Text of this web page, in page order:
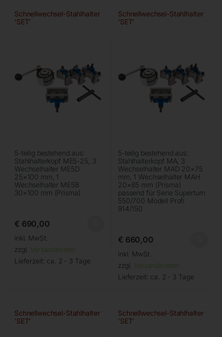
Schnellwechsel-Stahlhalter
‘SET’
5-teilig bestehend aus:
Stahlhalterkopf ME5-25, 3
Wechselhalter ME5D
25×100 mm, 1
Wechselhalter ME5B
30×100 mm (Prisma)
€ 690,00
inkl. MwSt.
zzgl. Versandkosten
Lieferzeit: ca. 2 - 3 Tage
Schnellwechsel-Stahlhalter
‘SET’
5-teilig bestehend aus:
Stahlhalterkopf MA, 3
Wechselhalter MAD 20×75
mm, 1 Wechselhalter MAH
20×85 mm (Prisma)
passend für Serie Superturn
550/700 Modell Profi
914/150
€ 660,00
inkl. MwSt.
zzgl. Versandkosten
Lieferzeit: ca. 2 - 3 Tage
Schnellwechsel-Stahlhalter
‘SET’
Schnellwechsel-Stahlhalter
‘SET’